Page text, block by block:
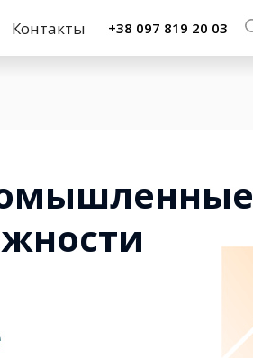
Контакты +38 097 819 20 03